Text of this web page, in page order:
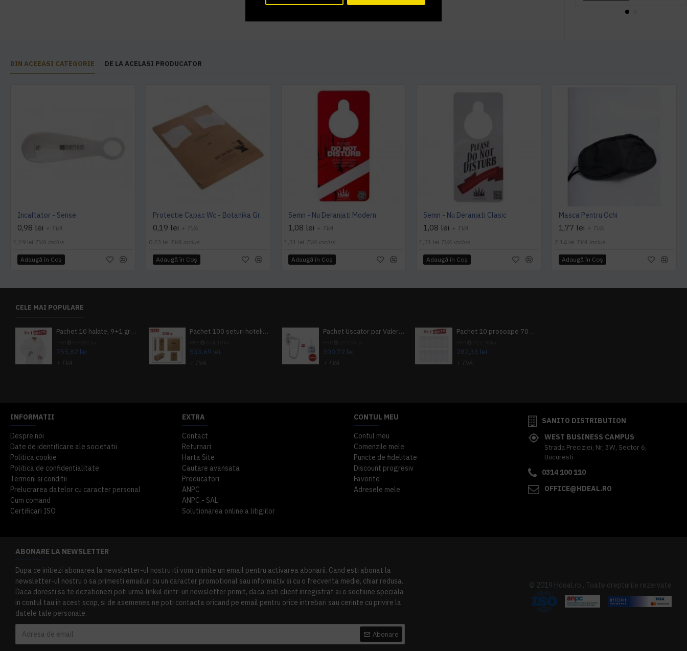
DIN ACEEASI CATEGORIE DE LA ACELASI PRODUCATOR
Incaltator - Sense
0,98 lei + TVA
1,19 lei TVA inclus
Adaugă în Coş
Protectie Capac Wc - Botanika Green, 100 buc/set
0,19 lei + TVA
0,23 lei TVA inclus
Adaugă în Coş
Semn - Nu Deranjati Modern
1,08 lei + TVA
1,31 lei TVA inclus
Adaugă în Coş
Semn - Nu Deranjati Clasic
1,08 lei + TVA
1,31 lei TVA inclus
Adaugă în Coş
Masca Pentru Ochi
1,77 lei + TVA
2,14 lei TVA inclus
Adaugă în Coş
CELE MAI POPULARE
Pachet 10 halate, 9+1 gratuit
755,82 lei
+ TVA
Pachet 100 seturi hoteliere, set dentar, set barbierit, casca de dus, pila unghii, set cusut
533,69 lei
+ TVA
Pachet Uscator par Valera Action Super Plus + GRATUIT Sampon si gel de dus Tork
300,72 lei
+ TVA
Pachet 10 prosoape 70 x 140cm 9 + 1 gratuit
282,33 lei
+ TVA
INFORMATII
Despre noi
Date de identificare ale societatii
Politica cookie
Politica de confidentialitate
Termeni si conditii
Prelucrarea datelor cu caracter personal
Cum comand
Certificari ISO
EXTRA
Contact
Returnari
Harta Site
Cautare avansata
Producatori
ANPC
ANPC - SAL
Solutionarea online a litigiilor
CONTUL MEU
Contul meu
Comenzile mele
Puncte de fidelitate
Discount progresiv
Favorite
Adresele mele
SANITO DISTRIBUTION
WEST BUSINESS CAMPUS
Strada Preciziei, Nr, 3W, Sector 6,
Bucuresti
0314 100 110
OFFICE@HDEAL.RO
ABONARE LA NEWSLETTER
Dupa ce initiezi abonarea la newsletter-ul nostru iti vom trimite un email pentru activarea abonarii. Cand esti abonat la
newsletter-ul nostru o sa primesti emailuri cu un caracter promotional sau informativ si cu o frecventa medie, chiar redusa.
Daca doresti sa te dezabonezi poti urma linkul dintr-un newsletter primit, daca esti client inregistrat ai o sectiune speciala
in contul tau in acest scop, si de asemenea ne poti contacta oricand pe email pentru orice intrebari sau cerinte cu privire la
datele tale personale.
Abonare
© 2019 Hdeal.ro , Toate drepturile rezervate